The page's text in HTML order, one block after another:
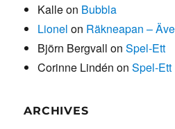
Kalleon Bubbla
Lionel on Räkneapan –
Björn Bergvall onSpel-Ett
Corinne Lindén onSpel-Ett
ARCHIVES